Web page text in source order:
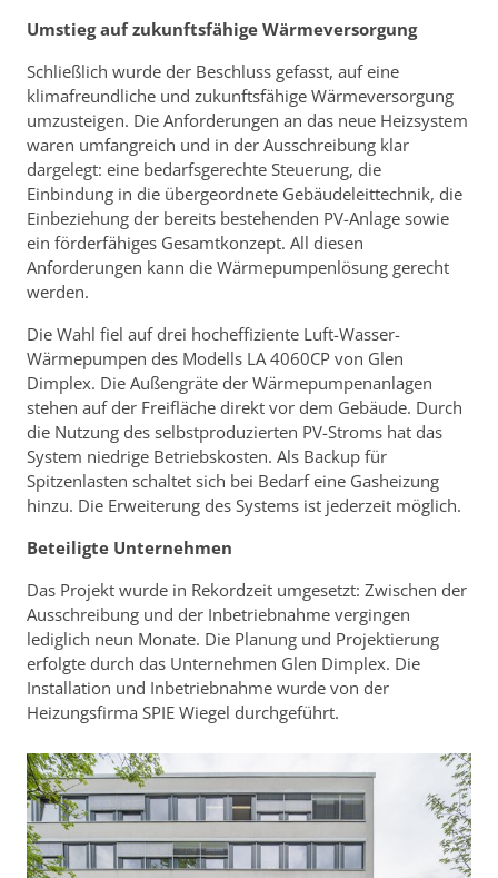
Umstieg auf zukunftsfähige Wärmeversorgung
Schließlich wurde der Beschluss gefasst, auf eine
klimafreundliche und zukunftsfähige Wärmeversorgung
umzusteigen. Die Anforderungen an das neue Heizsystem
waren umfangreich und in der Ausschreibung klar
dargelegt: eine bedarfsgerechte Steuerung, die
Einbindung in die übergeordnete Gebäudeleittechnik, die
Einbeziehung der bereits bestehenden PV-Anlage sowie
ein förderfähiges Gesamtkonzept. All diesen
Anforderungen kann die Wärmepumpenlösung gerecht
werden.
Die Wahl fiel auf drei hocheffiziente Luft-Wasser-
Wärmepumpen des Modells LA 4060CP von Glen
Dimplex. Die Außengräte der Wärmepumpenanlagen
stehen auf der Freifläche direkt vor dem Gebäude. Durch
die Nutzung des selbstproduzierten PV-Stroms hat das
System niedrige Betriebskosten. Als Backup für
Spitzenlasten schaltet sich bei Bedarf eine Gasheizung
hinzu. Die Erweiterung des Systems ist jederzeit möglich.
Beteiligte Unternehmen
Das Projekt wurde in Rekordzeit umgesetzt: Zwischen der
Ausschreibung und der Inbetriebnahme vergingen
lediglich neun Monate. Die Planung und Projektierung
erfolgte durch das Unternehmen Glen Dimplex. Die
Installation und Inbetriebnahme wurde von der
Heizungsfirma SPIE Wiegel durchgeführt.